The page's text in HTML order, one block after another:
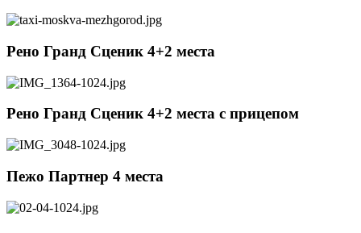
Рено Гранд Сценик 4+2 места
Рено Гранд Сценик 4+2 места c прицепом
Пежо Партнер 4 места